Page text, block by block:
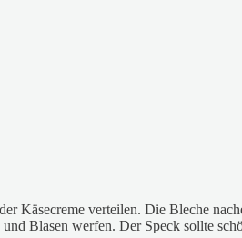
Käsecreme verteilen. Die Bleche
Blasen werfen. Der Speck sollte